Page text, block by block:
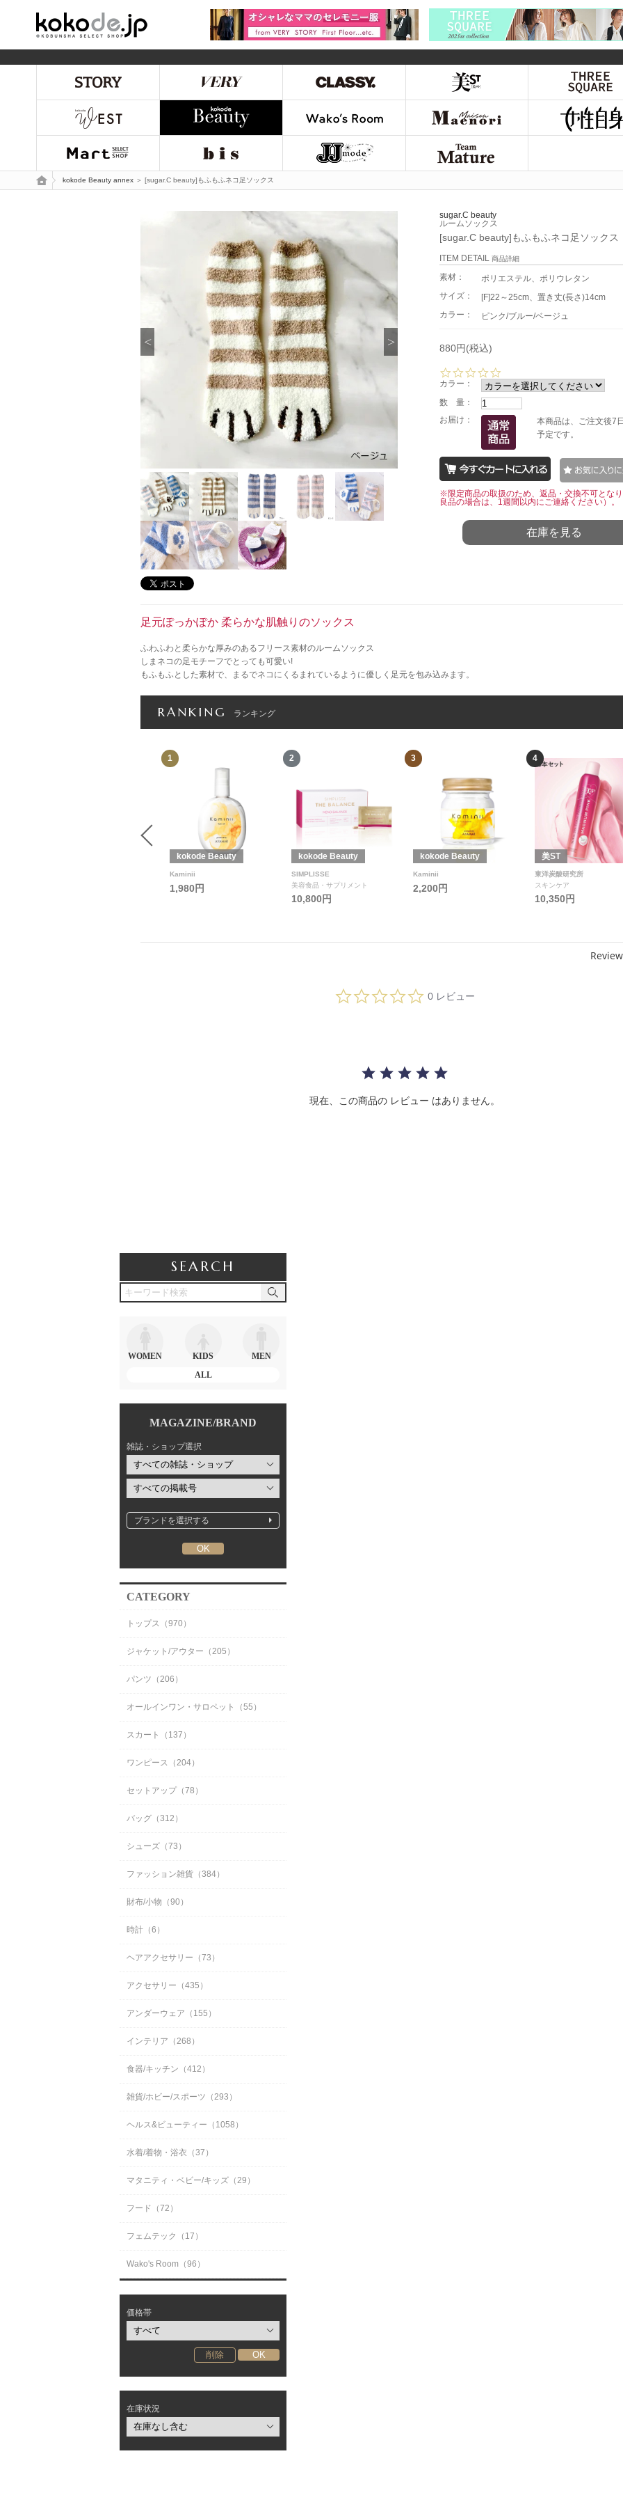
トップページ
kokode Beauty annex ＞ [sugar.C beauty]もふもふネコ足ソックス
SEARCH
WOMEN KIDS
MEN
ALL
MAGAZINE/BRAND
雑誌・ショップ選択
ブランドを選択する
CATEGORY
トップス（970）
ジャケット/アウター（205）
パンツ（206）
オールインワン・サロペット（55）
スカート（137）
ワンピース（204）
セットアップ（78）
バッグ（312）
シューズ（73）
ファッション雑貨（384）
財布/小物（90）
時計（6）
ヘアアクセサリー（73）
アクセサリー（435）
アンダーウェア（155）
インテリア（268）
食器/キッチン（412）
雑貨/ホビー/スポーツ（293）
ヘルス&ビューティー（1058）
水着/着物・浴衣（37）
マタニティ・ベビー/キッズ（29）
フード（72）
フェムテック（17）
Wako's Room（96）
価格帯
在庫状況
sugar.C beauty
ルームソックス
[sugar.C beauty]もふもふネコ足ソックス
ITEM DETAIL 商品詳細
素材：
ポリエステル、ポリウレタン
サイズ：
[F]22～25cm、置き丈(長さ)14cm
カラー：
ピンク/ブルー/ベージュ
880円(税込)
0
s
t
a
r
r
a
t
i
n
g
カラー：
数 量：
お届け：
本商品は、ご注文後7
予定です。
※限定商品の取扱のため、返品・交換不可とな
良品の場合は、1週間以内にご連絡ください）。
在庫を見る
足元ぽっかぽか 柔らかな肌触りのソックス
ふわふわと柔らかな厚みのあるフリース素材のルームソックス
しまネコの足モチーフでとっても可愛い!
もふもふとした素材で、まるでネコにくるまれているように優しく足元を包み込みます。
RANKING ランキング
1
kokode Beauty
Kaminii
1,980円
2
kokode Beauty
SIMPLISSE
美容食品・サプリメント
10,800円
3
kokode Beauty
Kaminii
2,200円
4
美ST
東洋炭酸研究所
スキンケア
10,350円
0.
0
a
0 レビュー
現在、この商品の レビュー はありません。